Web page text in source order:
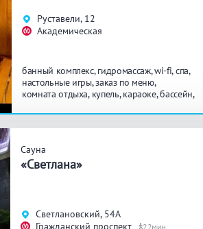
Бассейн
Мангал/ барбекю
На берегу водоема
Руставели, 12
Академическая
банный комплекс гидромассаж wi-fi спа
настольные игры заказ по меню
комната отдыха купель караоке бассейн
Сауна
«Светлана»
Светлановский, 54А
Гражданский проспект
22